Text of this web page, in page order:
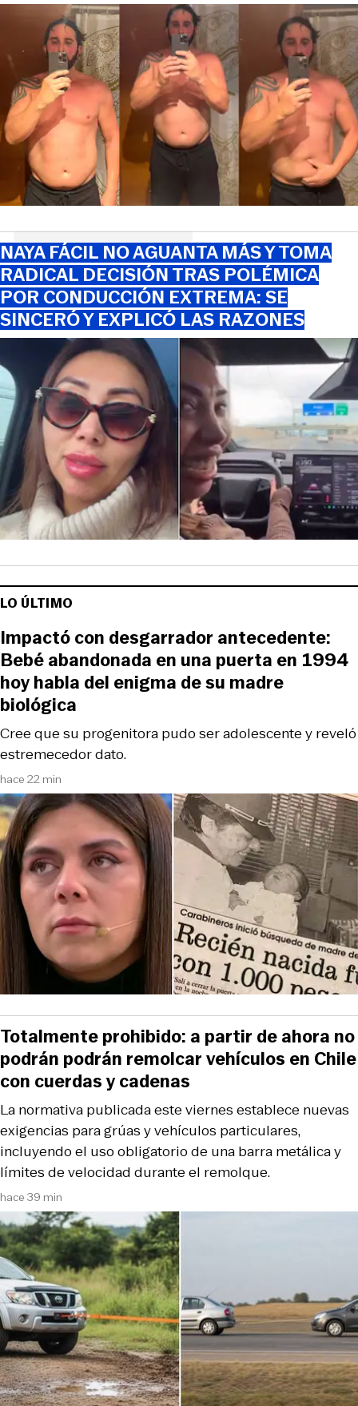
NAYA FÁCIL NO AGUANTA MÁS Y TOMA
RADICAL DECISIÓN TRAS POLÉMICA
POR CONDUCCIÓN EXTREMA: SE
SINCERÓ Y EXPLICÓ LAS RAZONES
LO ÚLTIMO
hace 22 min
Cree que su progenitora pudo ser adolescente y reveló
estremecedor dato.
Impactó con desgarrador antecedente:
Bebé abandonada en una puerta en 1994
hoy habla del enigma de su madre
biológica
hace 39 min
La normativa publicada este viernes establece nuevas
exigencias para grúas y vehículos particulares,
incluyendo el uso obligatorio de una barra metálica y
límites de velocidad durante el remolque.
Totalmente prohibido: a partir de ahora no
podrán podrán remolcar vehículos en Chile
con cuerdas y cadenas